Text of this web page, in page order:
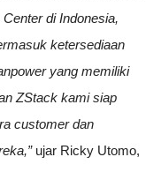
di Indonesia,
ketersediaan
yang memiliki
ZStack kami siap
customer dan
ujar Ricky Utomo,